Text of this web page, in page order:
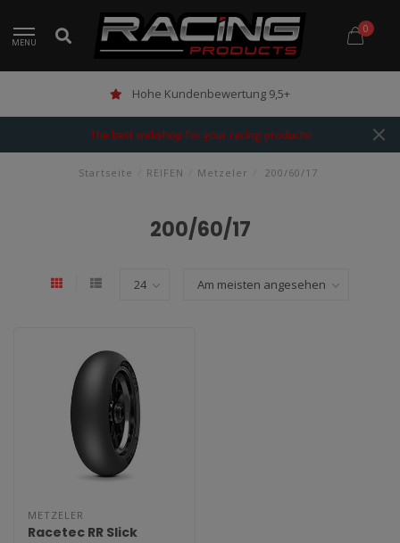
MENU
0
Hohe Kundenbewertung 9,5+
The best webshop for your racing products!
Startseite REIFEN Metzeler 200/60/17
200/60/17
METZELER
Racetec RR Slick